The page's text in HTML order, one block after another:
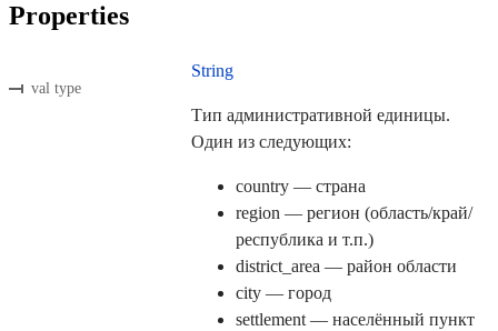
Properties
val type
String
Тип административной единицы.
Один из следующих:
country — страна
region — регион (область/край/
республика и т.п.)
district_area — район области
city — город
settlement — населённый пункт